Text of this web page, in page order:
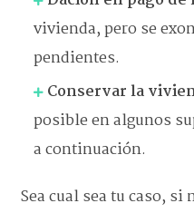
vivienda, pero se
pendientes.
Conservar la
posible en algunos
a continuación.
Sea cual sea tu caso,